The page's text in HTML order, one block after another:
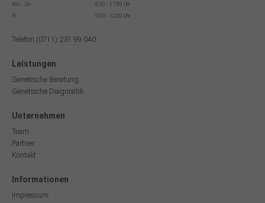
Mo - Do
9:00 - 17:00 Uhr
Fr
9:00 - 12:00 Uhr
Telefon (0711) 231 99 040
Leistungen
Genetische Beratung
Genetische Diagnostik
Unternehmen
Team
Partner
Kontakt
Informationen
Impressum